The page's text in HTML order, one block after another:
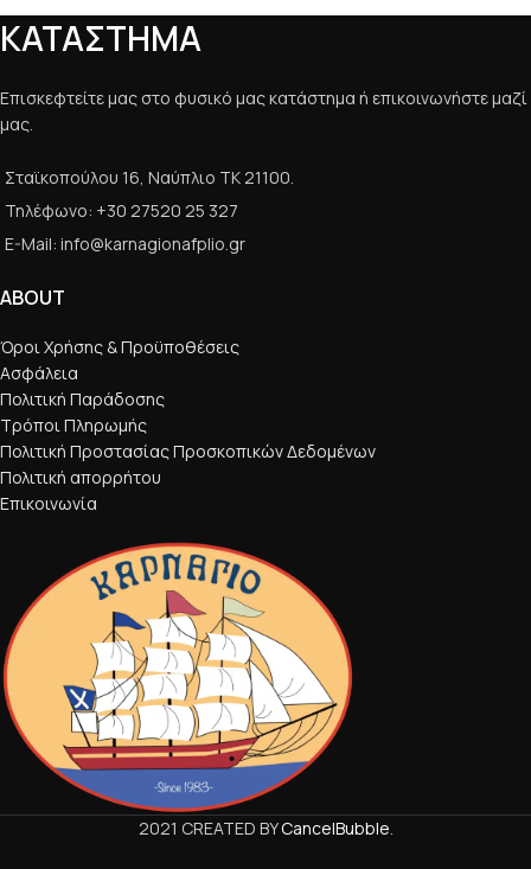
ΚΑΤΑΣΤΗΜΑ
Επισκεφτείτε μας στο φυσικό μας κατάστημα ή επικοινωνήστε μαζί
μας.
Σταϊκοπούλου 16, Ναύπλιο ΤΚ 21100.
Τηλέφωνο: +30 27520 25 327
E-Mail: info@karnagionafplio.gr
ABOUT
Όροι Χρήσης & Προϋποθέσεις
Ασφάλεια
Πολιτική Παράδοσης
Τρόποι Πληρωμής
Πολιτική Προστασίας Προσκοπικών Δεδομένων
Πολιτική απορρήτου
Επικοινωνία
2021 CREATED BYCancelBubble.